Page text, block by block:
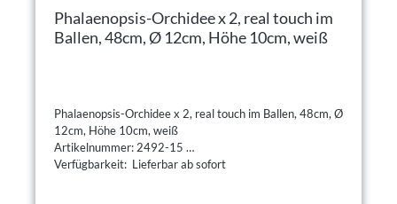
Phalaenopsis-Orchidee x 2, real touch im
Ballen, 48cm, Ø 12cm, Höhe 10cm, weiß
Phalaenopsis-Orchidee x 2, real touch im Ballen, 48cm, Ø
12cm, Höhe 10cm, weiß
Artikelnummer: 2492-15
Verfügbarkeit: Lieferbar ab sofort